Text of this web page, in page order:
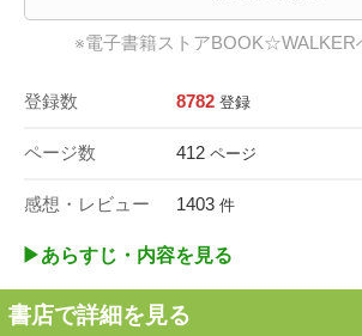
※電子書籍ストアBOOK☆WALKER
登録数 8782 登録
ページ数 412 ページ
感想・レビュー 1403 件
▶︎あらすじ・内容を見る
書店で詳細を見る